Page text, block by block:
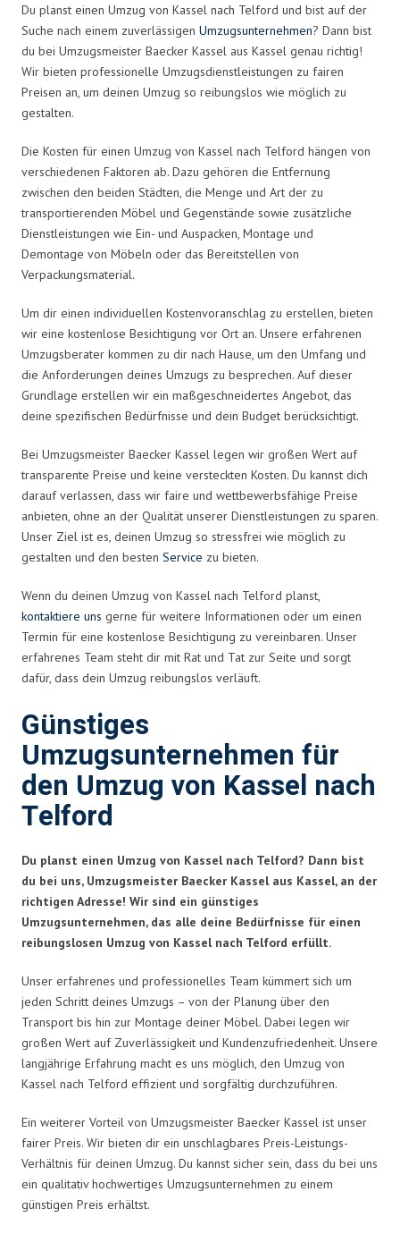
Du planst einen Umzug von Kassel nach Telford und bist auf der
Suche nach einem zuverlässigen Umzugsunternehmen? Dann bist
du bei Umzugsmeister Baecker Kassel aus Kassel genau richtig!
Wir bieten professionelle Umzugsdienstleistungen zu fairen
Preisen an, um deinen Umzug so reibungslos wie möglich zu
gestalten.
Die Kosten für einen Umzug von Kassel nach Telford hängen von
verschiedenen Faktoren ab. Dazu gehören die Entfernung
zwischen den beiden Städten, die Menge und Art der zu
transportierenden Möbel und Gegenstände sowie zusätzliche
Dienstleistungen wie Ein- und Auspacken, Montage und
Demontage von Möbeln oder das Bereitstellen von
Verpackungsmaterial.
Um dir einen individuellen Kostenvoranschlag zu erstellen, bieten
wir eine kostenlose Besichtigung vor Ort an. Unsere erfahrenen
Umzugsberater kommen zu dir nach Hause, um den Umfang und
die Anforderungen deines Umzugs zu besprechen. Auf dieser
Grundlage erstellen wir ein maßgeschneidertes Angebot, das
deine spezifischen Bedürfnisse und dein Budget berücksichtigt.
Bei Umzugsmeister Baecker Kassel legen wir großen Wert auf
transparente Preise und keine versteckten Kosten. Du kannst dich
darauf verlassen, dass wir faire und wettbewerbsfähige Preise
anbieten, ohne an der Qualität unserer Dienstleistungen zu sparen.
Unser Ziel ist es, deinen Umzug so stressfrei wie möglich zu
gestalten und den besten Service zu bieten.
Wenn du deinen Umzug von Kassel nach Telford planst,
kontaktiere uns gerne für weitere Informationen oder um einen
Termin für eine kostenlose Besichtigung zu vereinbaren. Unser
erfahrenes Team steht dir mit Rat und Tat zur Seite und sorgt
dafür, dass dein Umzug reibungslos verläuft.
Günstiges
Umzugsunternehmen für
den Umzug von Kassel nach
Telford
Du planst einen Umzug von Kassel nach Telford? Dann bist
du bei uns, Umzugsmeister Baecker Kassel aus Kassel, an der
richtigen Adresse! Wir sind ein günstiges
Umzugsunternehmen, das alle deine Bedürfnisse für einen
reibungslosen Umzug von Kassel nach Telford erfüllt.
Unser erfahrenes und professionelles Team kümmert sich um
jeden Schritt deines Umzugs – von der Planung über den
Transport bis hin zur Montage deiner Möbel. Dabei legen wir
großen Wert auf Zuverlässigkeit und Kundenzufriedenheit. Unsere
langjährige Erfahrung macht es uns möglich, den Umzug von
Kassel nach Telford effizient und sorgfältig durchzuführen.
Ein weiterer Vorteil von Umzugsmeister Baecker Kassel ist unser
fairer Preis. Wir bieten dir ein unschlagbares Preis-Leistungs-
Verhältnis für deinen Umzug. Du kannst sicher sein, dass du bei uns
ein qualitativ hochwertiges Umzugsunternehmen zu einem
günstigen Preis erhältst.